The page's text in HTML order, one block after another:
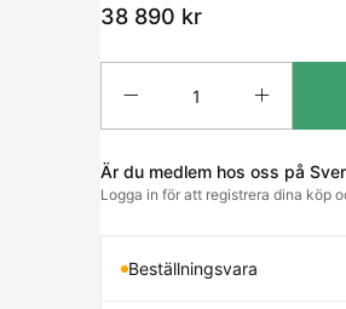
38 890 kr
Är du medlem hos oss på
Logga in för att registrera dina köp
Beställningsvara